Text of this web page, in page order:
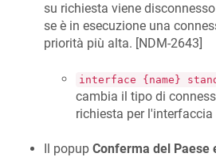
su richiesta viene
se è in esecuzione una
priorità più alta. [NDM-2643]
interface {name}
cambia il tipo di
richiesta per
Il popup Conferma del Paese